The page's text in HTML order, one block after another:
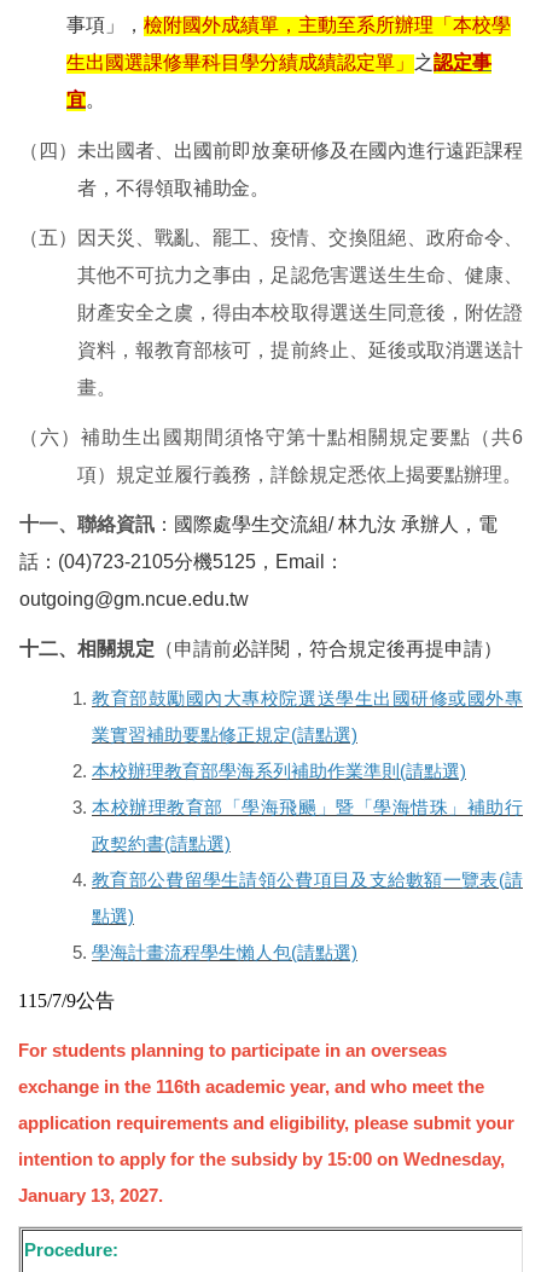
事項」， 檢附國外成績單，主動至系所辦理「本校學
生出國選課修畢科目學分績成績認定單」 之認定事
宜。
（四） 未出國者、出國前即放棄研修及在國內進行遠距課程
者，不得領取補助金。
（五）因 天災 、戰亂、罷工、疫情、交換阻絕、政府命令、
其他不可抗力之事由，足認危害選送生生命、健康、
財產安全之虞，得由本校取得選送生同意後，附佐證
資料，報教育部核可，提前終止、延後或取消選送計
畫。
（六）補助生出國期間須恪守第十點相關規定要點（共6
項）規定並履行義務，詳餘規定悉依上揭要點辦理。
十一、聯絡資訊 ：國際處學生交流組/ 林九汝 承辦人，電
話：(04)723-2105分機5125，Email：
outgoing@gm.ncue.edu.tw
十二、相關規定 （申請前必詳閱，符合規定後再提申請）
教育部鼓勵國內大專校院選送學生出國研修或國外專
業實習補助要點修正規定(請點選)
本校辦理教育部學海系列補助作業準則(請點選)
本校辦理教育部「學海飛颺」暨「學海惜珠」補助行
政契約書(請點選)
教育部公費留學生請領公費項目及支給數額一覽表(請
點選)
學海計畫流程學生懶人包(請點選)
115/7/9公告
For students planning to participate in an overseas
exchange in the 116th academic year, and who meet the
application requirements and eligibility, please submit your
intention to apply for the subsidy by 15:00 on Wednesday,
January 13, 2027.
Procedure: